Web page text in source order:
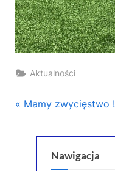
Aktualności
Nawigacja
wpisu
P
Mamy zwycięstwo !
Nawigacja